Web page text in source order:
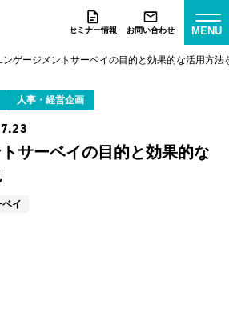
セミナー情報 お問い合わせ MENU
ンゲージメントサーベイの目的と効果的な活用方法
人事・経営企画
サーベイの目的と効果的な
イ